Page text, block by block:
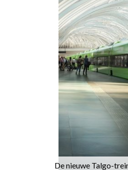
De nieuwe Talgo-